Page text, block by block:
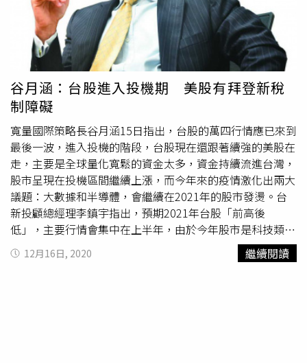
重大災變等。當前執政黨是在外界壓力下編列特別條例，甚
至實施到2025年，那時總統蔡英文都卸任了，質疑這是空
白授權的大支票。副總召賴香伶表示，如果國人對於紓困或
還稅還是停留在制定特別條例解決，那國家財政不會安穩及
正常化。所謂的特別條例及特別預算在蘇內閣任內已經從過
去的例外變常態。所以不免讓大家擔心，空白支票是由民進
黨政府寫，把總統的意志貫在法律條文裡面，實在讓人大開
眼界。因此普發現金不過就是用來解決民意反彈及轉移不滿
的工具。
谷月涵：台股進入投機期 美股有拜登新稅
制障礙
寬量國際策略長谷月涵15日指出，台股的萬四行情應已來到
最後一波，進入投機的階段，台股現在還跟著續強的美股在
走，主要是全球量化寬鬆的資金太多，資金持續流進台灣，
股市呈現在投機區間繼續上漲，而今年來的疫情激化出兩大
議題：大數據和半導體，會繼續在2021年的股市發燙。台
新投顧總經理李鎮宇指出，預期2021年台股「前高後
低」，主要行情會集中在上半年，由於今年股市是科技類股
主打，觀察市場資金目前漸漸轉移到成長股，2021年電子
產業中小型股有機會表現，年增率可約二成；一旦疫苗研發
12月16日, 2020 繼續閱讀